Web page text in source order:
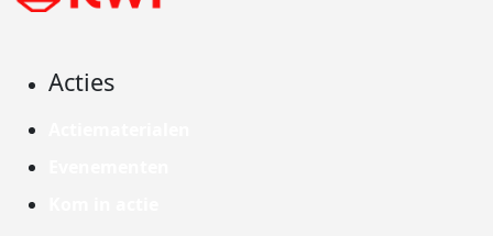
Acties